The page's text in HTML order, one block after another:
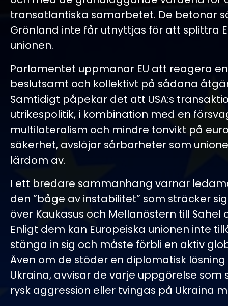
transatlantiska samarbetet. De betonar
Grönland inte får utnyttjas för att splittra
unionen.
Parlamentet uppmanar EU att reagera
beslutsamt och kollektivt på sådana
Samtidigt påpekar det att USA:s
utrikespolitik, i kombination med en
multilateralism och mindre tonvikt på
säkerhet, avslöjar sårbarheter som
lärdom av.
I ett bredare sammanhang varnar
den ”båge av instabilitet” som sträcker
över Kaukasus och Mellanöstern till Sahel
Enligt dem kan Europeiska unionen inte
stänga in sig och måste förbli en aktiv
Även om de stöder en diplomatisk
Ukraina, avvisar de varje uppgörelse som
rysk aggression eller tvingas på Ukraina